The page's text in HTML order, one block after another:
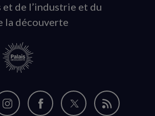
et de l’industrie et du
la découverte
Nous
Nous
Nous
Flux